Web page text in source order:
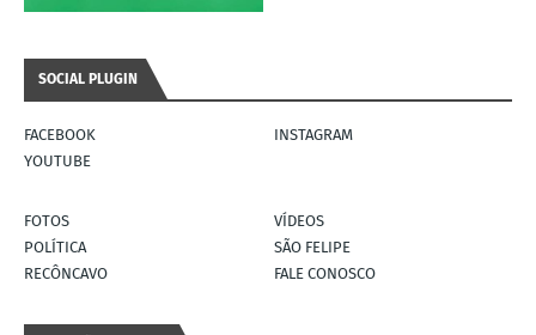
SOCIAL PLUGIN
FACEBOOK
INSTAGRAM
YOUTUBE
FOTOS
VÍDEOS
POLÍTICA
SÃO FELIPE
RECÔNCAVO
FALE CONOSCO